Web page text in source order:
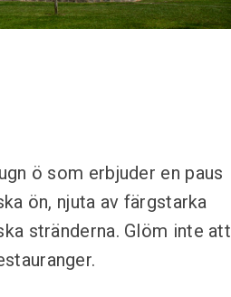
ö som erbjuder en paus
ön, njuta av färgstarka
stränderna. Glöm inte att